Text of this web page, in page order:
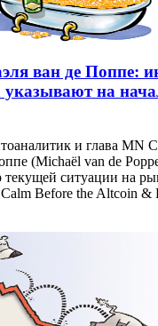
ван де Поппе:
на
и глава MN
(Michaël van de
текущей ситуации на
Before the Altcoin &